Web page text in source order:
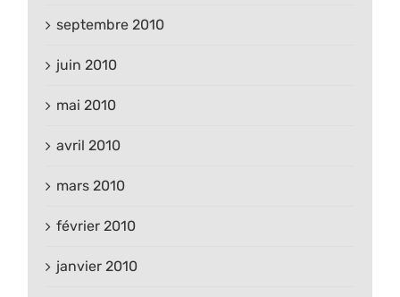
septembre 2010
juin 2010
mai 2010
avril 2010
mars 2010
février 2010
janvier 2010